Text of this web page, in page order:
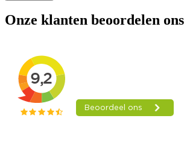
Onze klanten beoordelen ons